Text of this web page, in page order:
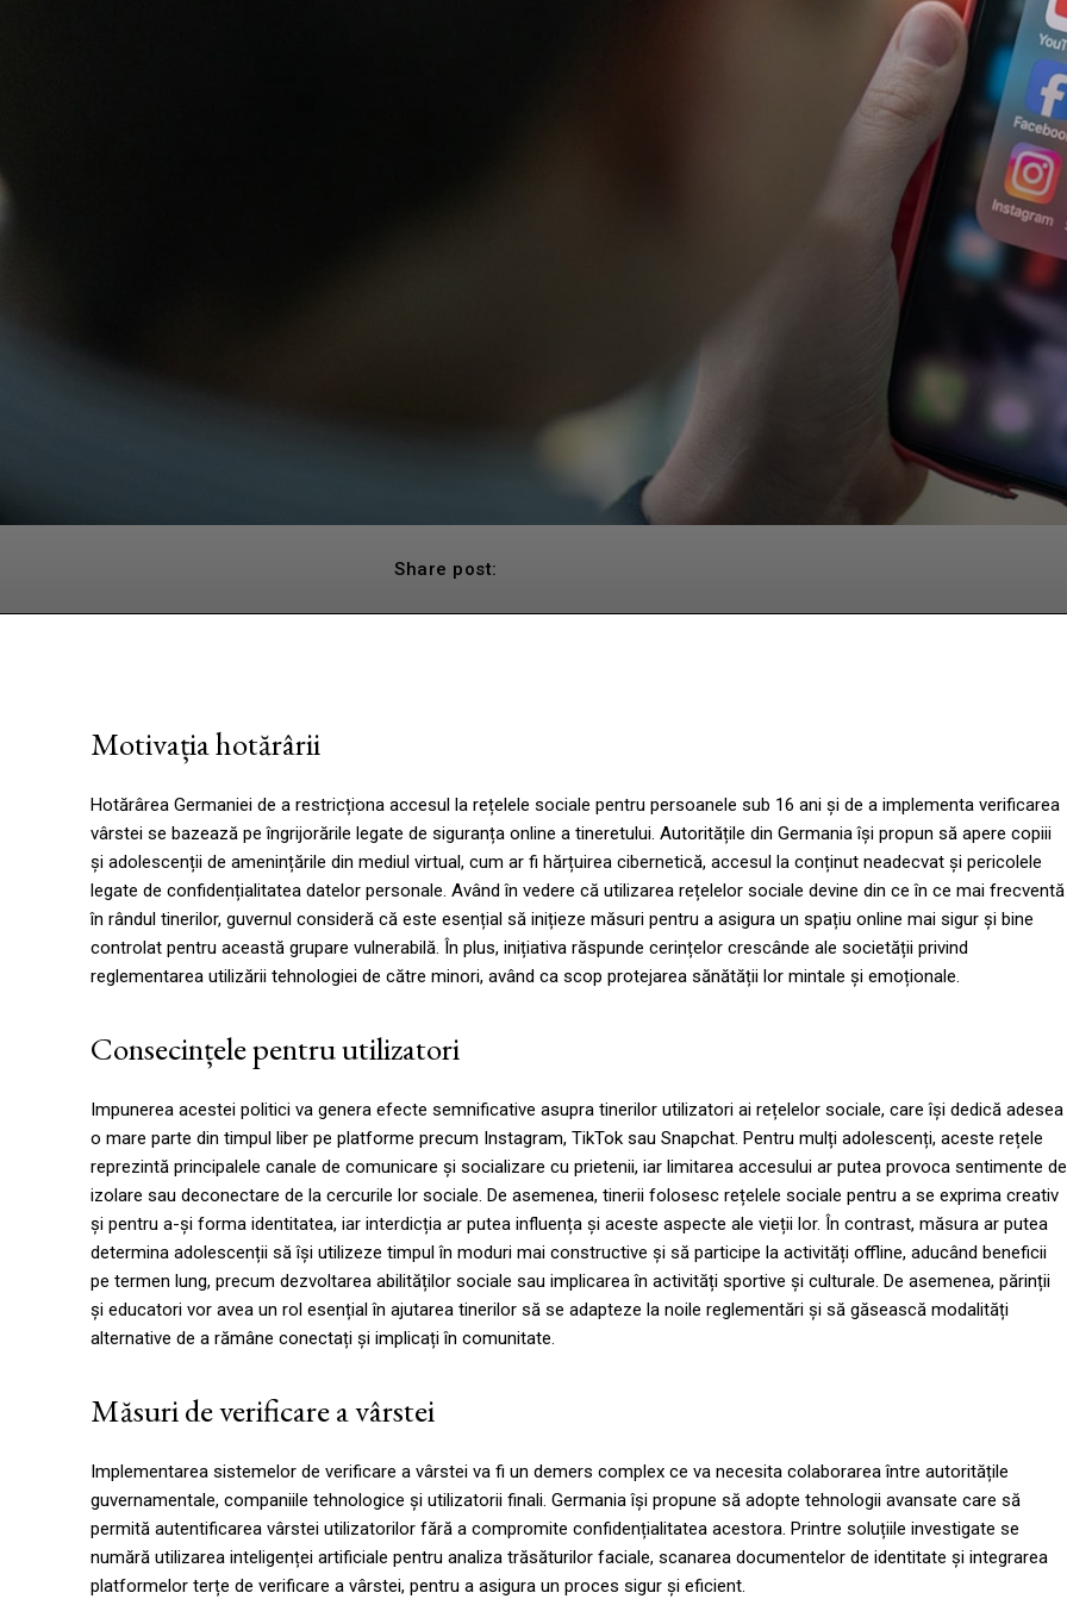
Share post:
Motivația hotărârii
Hotărârea Germaniei de a restricționa accesul la rețelele sociale pentru persoanele sub 16 ani și de a implementa verificarea
vârstei se bazează pe îngrijorările legate de siguranța online a tineretului. Autoritățile din Germania își propun să apere copiii
și adolescenții de amenințările din mediul virtual, cum ar fi hărțuirea cibernetică, accesul la conținut neadecvat și pericolele
legate de confidențialitatea datelor personale. Având în vedere că utilizarea rețelelor sociale devine din ce în ce mai frecventă
în rândul tinerilor, guvernul consideră că este esențial să inițieze măsuri pentru a asigura un spațiu online mai sigur și bine
controlat pentru această grupare vulnerabilă. În plus, inițiativa răspunde cerințelor crescânde ale societății privind
reglementarea utilizării tehnologiei de către minori, având ca scop protejarea sănătății lor mintale și emoționale.
Consecințele pentru utilizatori
Impunerea acestei politici va genera efecte semnificative asupra tinerilor utilizatori ai rețelelor sociale, care își dedică adesea
o mare parte din timpul liber pe platforme precum Instagram, TikTok sau Snapchat. Pentru mulți adolescenți, aceste rețele
reprezintă principalele canale de comunicare și socializare cu prietenii, iar limitarea accesului ar putea provoca sentimente de
izolare sau deconectare de la cercurile lor sociale. De asemenea, tinerii folosesc rețelele sociale pentru a se exprima creativ
și pentru a-și forma identitatea, iar interdicția ar putea influența și aceste aspecte ale vieții lor. În contrast, măsura ar putea
determina adolescenții să își utilizeze timpul în moduri mai constructive și să participe la activități offline, aducând beneficii
pe termen lung, precum dezvoltarea abilităților sociale sau implicarea în activități sportive și culturale. De asemenea, părinții
și educatori vor avea un rol esențial în ajutarea tinerilor să se adapteze la noile reglementări și să găsească modalități
alternative de a rămâne conectați și implicați în comunitate.
Măsuri de verificare a vârstei
Implementarea sistemelor de verificare a vârstei va fi un demers complex ce va necesita colaborarea între autoritățile
guvernamentale, companiile tehnologice și utilizatorii finali. Germania își propune să adopte tehnologii avansate care să
permită autentificarea vârstei utilizatorilor fără a compromite confidențialitatea acestora. Printre soluțiile investigate se
numără utilizarea inteligenței artificiale pentru analiza trăsăturilor faciale, scanarea documentelor de identitate și integrarea
platformelor terțe de verificare a vârstei, pentru a asigura un proces sigur și eficient.